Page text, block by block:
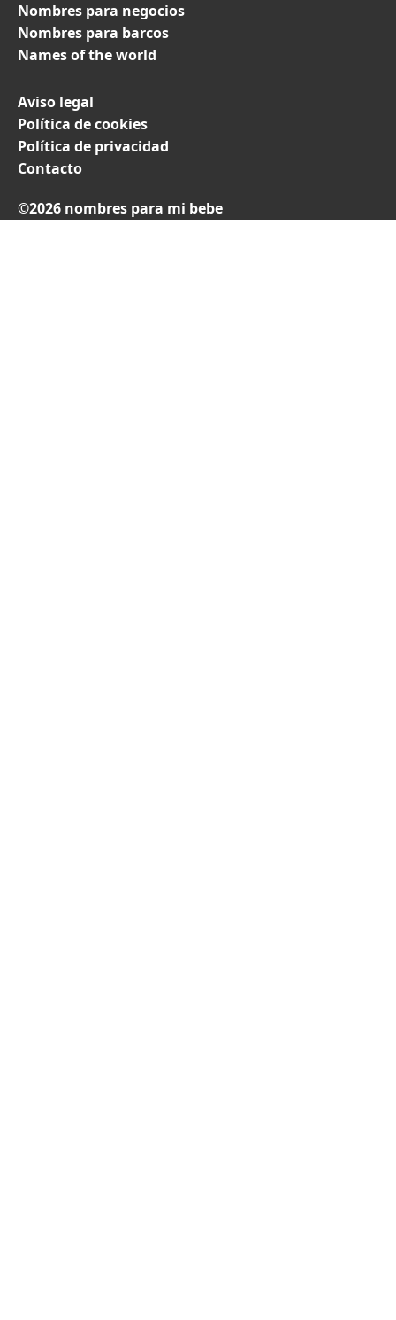
Nombres para negocios
Nombres para barcos
Names of the world
Aviso legal
Política de cookies
Política de privacidad
Contacto
©2026 nombres para mi bebe